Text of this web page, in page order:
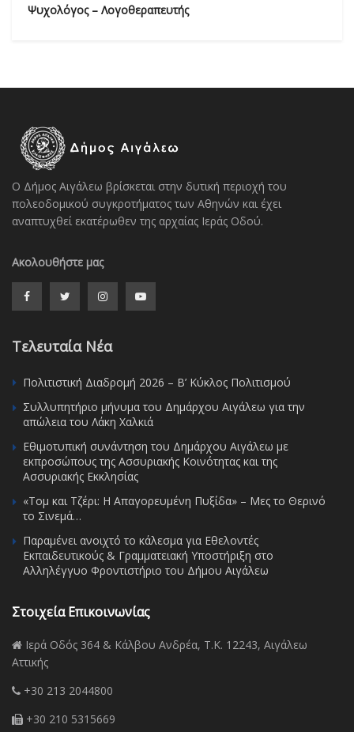
Ψυχολόγος – Λογοθεραπευτής
Ο Δήμος Αιγάλεω βρίσκεται στην δυτική περιοχή του
πολεοδομικού συγκροτήματος των Αθηνών και έχει
αναπτυχθεί εκατέρωθεν της αρχαίας Ιεράς Οδού.
Ακολουθήστε μας
Τελευταία Νέα
Πολιτιστική Διαδρομή 2026 – Β’ Κύκλος Πολιτισμού
Συλλυπητήριο μήνυμα του Δημάρχου Αιγάλεω για την
απώλεια του Λάκη Χαλκιά
Εθιμοτυπική συνάντηση του Δημάρχου Αιγάλεω με
εκπροσώπους της Ασσυριακής Κοινότητας και της
Ασσυριακής Εκκλησίας
«Τομ και Τζέρι: Η Απαγορευμένη Πυξίδα» – Μες το Θερινό
το Σινεμά…
Παραμένει ανοιχτό το κάλεσμα για Εθελοντές
Εκπαιδευτικούς & Γραμματειακή Υποστήριξη στο
Αλληλέγγυο Φροντιστήριο του Δήμου Αιγάλεω
Στοιχεία Επικοινωνίας
Ιερά Οδός 364 & Κάλβου Ανδρέα, Τ.Κ. 12243, Αιγάλεω
Αττικής
+30 213 2044800
+30 210 5315669